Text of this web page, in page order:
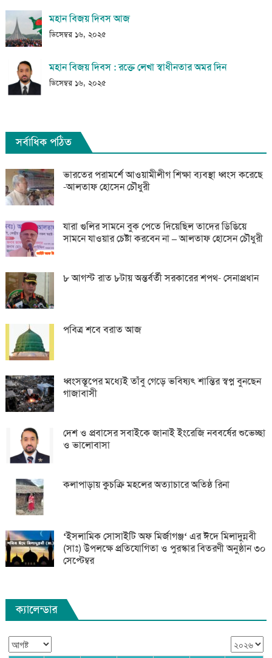
মহান বিজয় দিবস আজ
ডিসেম্বর ১৬, ২০২৫
মহান বিজয় দিবস : রক্তে লেখা স্বাধীনতার অমর দিন
ডিসেম্বর ১৬, ২০২৫
সর্বাধিক পঠিত
ভারতের পরামর্শে আওয়ামীলীগ শিক্ষা ব্যবস্থা ধ্বংস করেছে
-আলতাফ হোসেন চৌধুরী
যারা গুলির সামনে বুক পেতে দিয়েছিল তাদের ডিঙিয়ে
সামনে যাওয়ার চেষ্টা করবেন না – আলতাফ হোসেন চৌধুরী
৮ আগস্ট রাত ৮টায় অন্তর্বর্তী সরকারের শপথ- সেনাপ্রধান
পবিত্র শবে বরাত আজ
ধ্বংসস্তূপের মধ্যেই তাঁবু গেড়ে ভবিষ্যৎ শান্তির স্বপ্ন বুনছেন
গাজাবাসী
দেশ ও প্রবাসের সবাইকে জানাই ইংরেজি নববর্ষের শুভেচ্ছা
ও ভালোবাসা
কলাপাড়ায় কুচক্রি মহলের অত্যাচারে অতিষ্ঠ রিনা
‘ইসলামিক সোসাইটি অফ মির্জাগঞ্জ‘ এর ঈদে মিলাদুন্নবী
(সাঃ) উপলক্ষে প্রতিযোগিতা ও পুরস্কার বিতরণী অনুষ্ঠান ৩০
সেপ্টেম্বর
ক্যালেন্ডার